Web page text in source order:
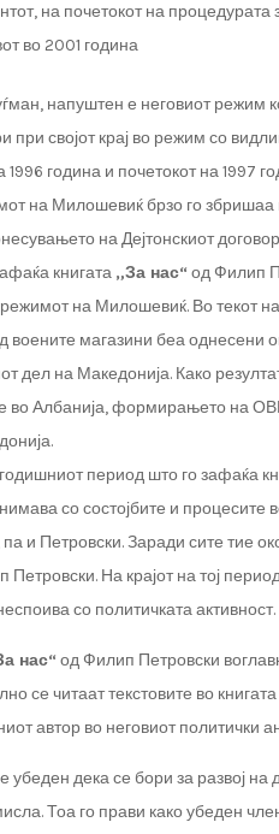
на почетокот на процедурата
во 2001 година
напуштен е неговиот режим
при својот крај во режим со
1996 година и почетокот на
на Милошевиќ брзо го
на Дејтонскиот
книгата „За нас“ од Филип
на Милошевиќ. Во текот
воените магазини беа однесени
дел на Македонија. Како
во Албанија, формирањето на
период што го зафаќа
со состојбите и процесите
и Петровски. Заради сите тие
Петровски. На крајот на тој
со политичката активност.
нас“ од Филип Петровски
се читаат текстовите во
автор во неговиот политички
дека се бори за развој на
Тоа го прави како убеден